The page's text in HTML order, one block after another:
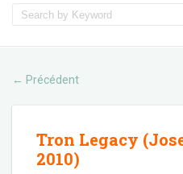
← Précédent
Tron Legacy
2010)